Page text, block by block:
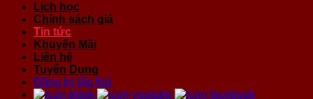
Lịch học
Chính sách giá
Tin tức
Khuyến Mãi
Liên hệ
Tuyển Dụng
Đăng ký tập thử